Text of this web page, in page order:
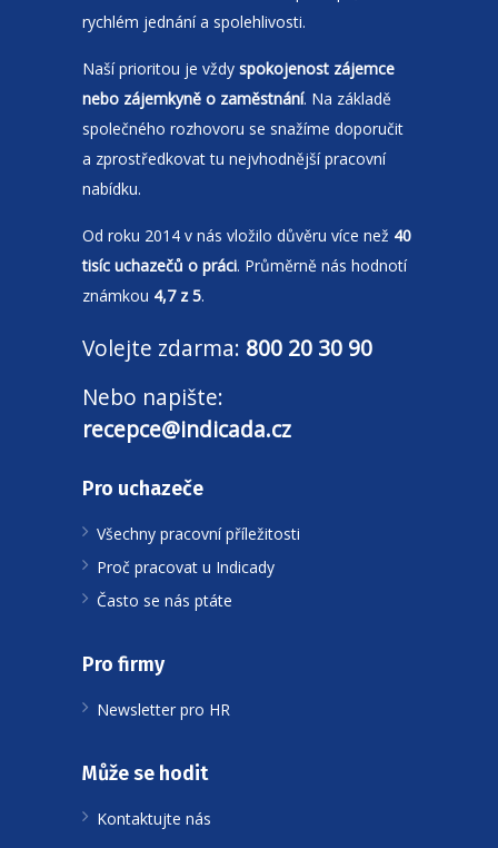
rychlém jednání a spolehlivosti.
Naší prioritou je vždy spokojenost zájemce
nebo zájemkyně o zaměstnání. Na základě
společného rozhovoru se snažíme doporučit
a zprostředkovat tu nejvhodnější pracovní
nabídku.
Od roku 2014 v nás vložilo důvěru více než 40
tisíc uchazečů o práci. Průměrně nás hodnotí
známkou 4,7 z 5.
Volejte zdarma: 800 20 30 90
Nebo napište:
recepce@indicada.cz
Pro uchazeče
Všechny pracovní příležitosti
Proč pracovat u Indicady
Často se nás ptáte
Pro firmy
Newsletter pro HR
Může se hodit
Kontaktujte nás